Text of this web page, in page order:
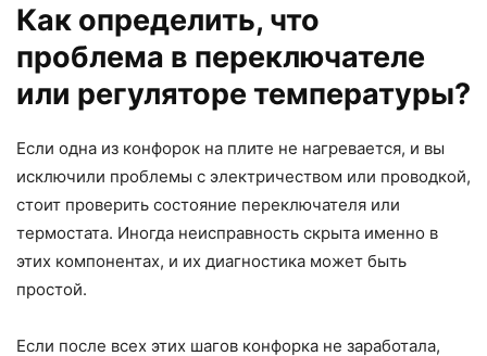
Как определить, что
проблема в переключателе
или регуляторе температуры?
Если одна из конфорок на плите не нагревается, и вы
исключили проблемы с электричеством или проводкой,
стоит проверить состояние переключателя или
термостата. Иногда неисправность скрыта именно в
этих компонентах, и их диагностика может быть
простой.
Если после всех этих шагов конфорка не заработала,